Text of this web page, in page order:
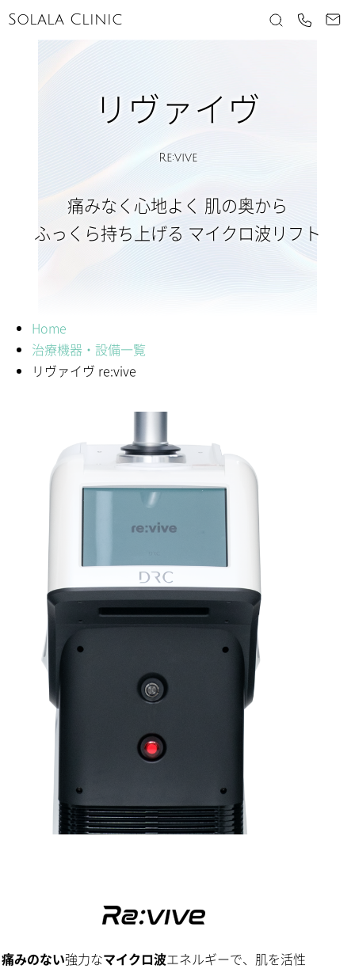
Solala Clinic
Home
治療機器・設備一覧
リヴァイヴ re:vive
リヴァイヴ
Re:vive
痛みなく心地よく 肌の奥から
ふっくら持ち上げる マイクロ波リフト
痛みのない強力なマイクロ波エネルギーで、 肌を活性